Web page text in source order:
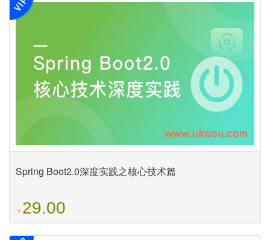
Spring Boot2.0深度实践之核心技术篇
￥29.00